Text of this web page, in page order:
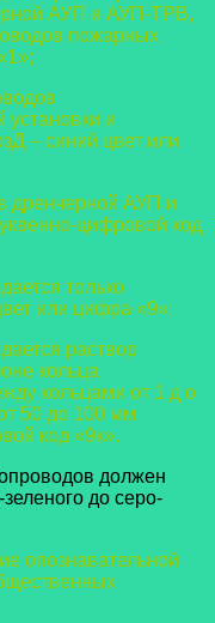
АУП и АУП-ТРВ,
пожарных
установки и
– синий цвет или
дренчерной АУП и
цифровой код
только
или цифра «9»;
раствор
кольца
кольцами от 1 д о
50 до 100 мм
код «9к».
должен
до серо-
опознавательной